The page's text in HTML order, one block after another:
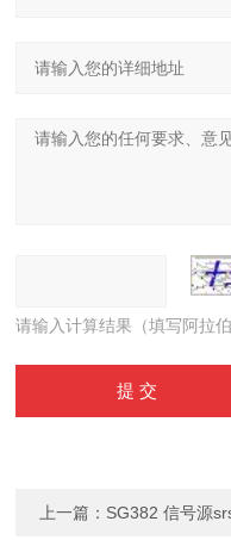
请输入计算结果（填写阿拉
上一篇： SG382 信号源